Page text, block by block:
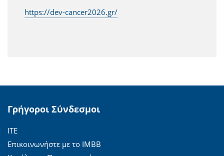
https://dev-cancer2026.gr/
Γρήγοροι Σύνδεσμοι
ΙΤΕ
Επικοινωνήστε με το ΙΜΒΒ